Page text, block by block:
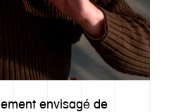
envisagé de